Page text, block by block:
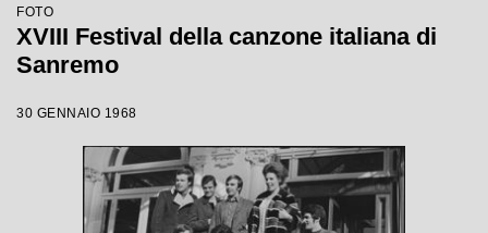
FOTO
XVIII Festival della canzone italiana di
Sanremo
30 GENNAIO 1968